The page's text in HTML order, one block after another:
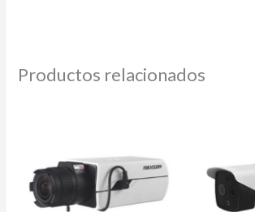
Productos relacionados